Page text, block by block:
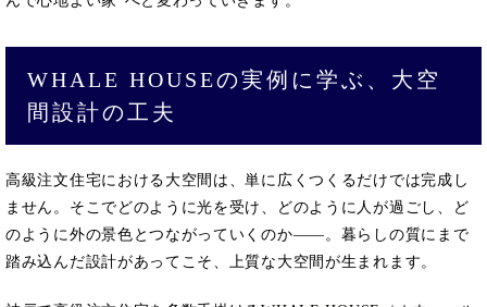
WHALE HOUSEの実例に学ぶ、大空
間設計の工夫
高級注文住宅における大空間は、単に広くつくるだけでは完成し
ません。そこでどのように光を受け、どのように人が過ごし、ど
のように外の景色とつながっていくのか――。暮らしの質にまで
踏み込んだ設計があってこそ、上質な大空間が生まれます。